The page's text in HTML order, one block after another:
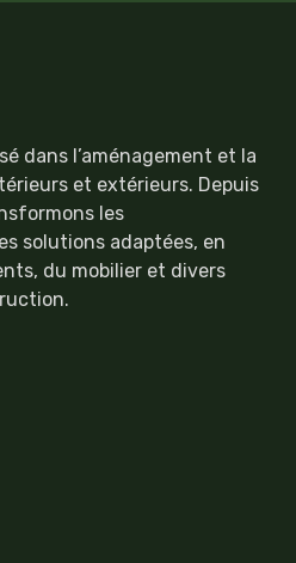
dans l’aménagement et la
et extérieurs. Depuis
les
solutions adaptées, en
du mobilier et divers